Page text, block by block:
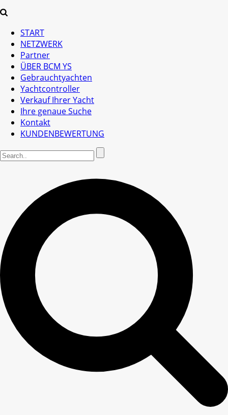
START
NETZWERK
Partner
ÜBER BCM YS
Gebrauchtyachten
Yachtcontroller
Verkauf Ihrer Yacht
Ihre genaue Suche
Kontakt
KUNDENBEWERTUNG